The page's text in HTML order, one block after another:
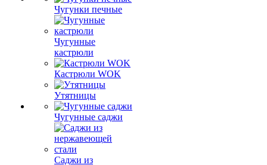
Чугунки печные
Чугунные
кастрюли
Кастрюли WOK
Утятницы
Чугунные саджи
Саджи из